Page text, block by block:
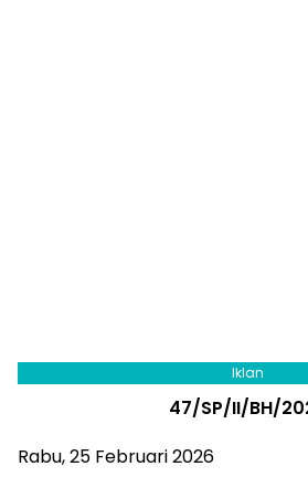
Iklan
47/SP/II/BH/
Rabu, 25 Februari 2026